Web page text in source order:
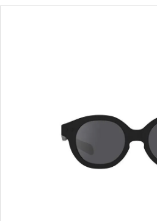
カテゴリーから選ぶ
ブランドから選ぶ